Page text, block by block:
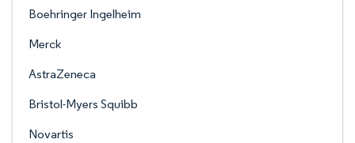
Boehringer Ingelheim
Merck
AstraZeneca
Bristol-Myers Squibb
Novartis